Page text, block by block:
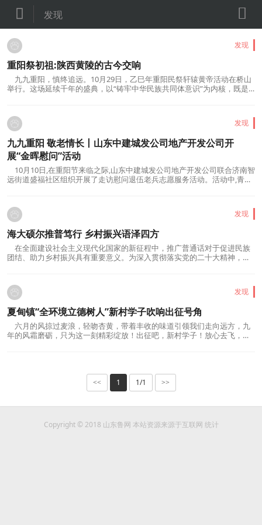
 发现 
发现
重阳祭初祖:陕西黄陵的古今交响
九九重阳，慎终追远。10月29日，乙巳年重阳民祭轩辕黄帝活动在桥山
举行。这场延续千年的盛典，以“铸牢中华民族共同体意识”为内核，既是
级“千万工程”示范村，农文旅融合激活乡村活力，...
发现
九九重阳 敬老情长丨山东中建城发公司地产开发公司开
展“金晖慰问”活动
10月10日,在重阳节来临之际,山东中建城发公司地产开发公司联合济南智
远街道盛福社区组织开展了走访慰问退伍老兵志愿服务活动。活动中,青年
工作经历。在交流过程中,两位老兵分享了他们...
发现
海大硕尔推普笃行 乡村振兴语泽四方
在全面建设社会主义现代化国家的新征程中，推广普通话对于促进民族
团结、助力乡村振兴具有重要意义。为深入贯彻落实党的二十大精神，积
会实践志愿活动。创新拓域，普润八方暑期，实践...
发现
夏甸镇“全环境立德树人”新村学子吹响出征号角
六月的风掠过麦浪，轻吻杏黄，带着丰收的味道引领我们走向远方，九
年的风霜磨砺，只为这一刻精彩绽放！出征吧，新村学子！放心去飞，勇
<< 1 1/1 >>
Copyright © 2018 山东鲁网 本站资源来源于互联网 统计